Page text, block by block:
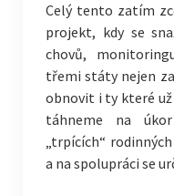
Celý tento zatím
projekt, kdy se
chovů,
třemi státy nejen
obnovit i ty které
táhneme na
„trpících“
a na spolupráci se